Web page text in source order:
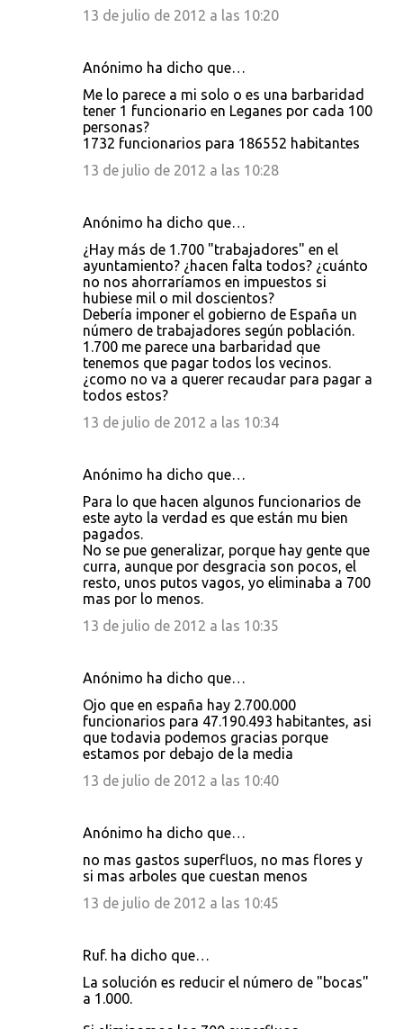
13 de julio de 2012 a las 10:20
Anónimo ha dicho que…
Me lo parece a mi solo o es una barbaridad
tener 1 funcionario en Leganes por cada 100
personas?
1732 funcionarios para 186552 habitantes
13 de julio de 2012 a las 10:28
Anónimo ha dicho que…
¿Hay más de 1.700 "trabajadores" en el
ayuntamiento? ¿hacen falta todos? ¿cuánto
no nos ahorraríamos en impuestos si
hubiese mil o mil doscientos?
Debería imponer el gobierno de España un
número de trabajadores según población.
1.700 me parece una barbaridad que
tenemos que pagar todos los vecinos.
¿como no va a querer recaudar para pagar a
todos estos?
13 de julio de 2012 a las 10:34
Anónimo ha dicho que…
Para lo que hacen algunos funcionarios de
este ayto la verdad es que están mu bien
pagados.
No se pue generalizar, porque hay gente que
curra, aunque por desgracia son pocos, el
resto, unos putos vagos, yo eliminaba a 700
mas por lo menos.
13 de julio de 2012 a las 10:35
Anónimo ha dicho que…
Ojo que en españa hay 2.700.000
funcionarios para 47.190.493 habitantes, asi
que todavia podemos gracias porque
estamos por debajo de la media
13 de julio de 2012 a las 10:40
Anónimo ha dicho que…
no mas gastos superfluos, no mas flores y
si mas arboles que cuestan menos
13 de julio de 2012 a las 10:45
Ruf. ha dicho que…
La solución es reducir el número de "bocas"
a 1.000.